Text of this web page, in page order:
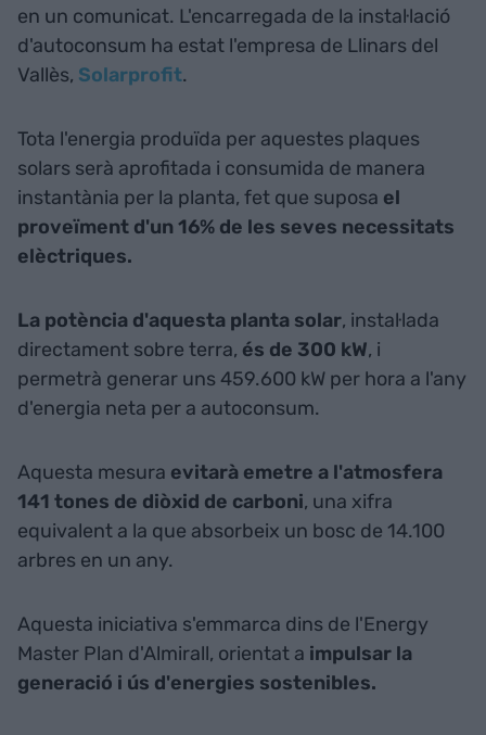
en un comunicat. L'encarregada de la instal·lació
d'autoconsum ha estat l'empresa de Llinars del
Vallès, Solarprofit.
Tota l'energia produïda per aquestes plaques
solars serà aprofitada i consumida de manera
instantània per la planta, fet que suposa el
proveïment d'un 16% de les seves necessitats
elèctriques.
La potència d'aquesta planta solar, instal·lada
directament sobre terra, és de 300 kW, i
permetrà generar uns 459.600 kW per hora a l'any
d'energia neta per a autoconsum.
Aquesta mesura evitarà emetre a l'atmosfera
141 tones de diòxid de carboni, una xifra
equivalent a la que absorbeix un bosc de 14.100
arbres en un any.
Aquesta iniciativa s'emmarca dins de l'Energy
Master Plan d'Almirall, orientat a impulsar la
generació i ús d'energies sostenibles.